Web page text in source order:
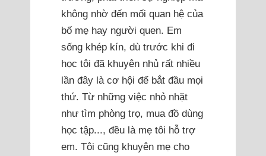
không nhờ đến mối quan hệ của
bố mẹ hay người quen. Em
sống khép kín, dù trước khi đi
học tôi đã khuyên nhủ rất nhiều
lần đây là cơ hội để bắt đầu mọi
thứ. Từ những việc nhỏ nhặt
như tìm phòng trọ, mua đồ dùng
học tập..., đều là mẹ tôi hỗ trợ
em. Tôi cũng khuyên mẹ cho